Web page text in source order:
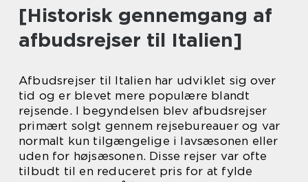
[Historisk gennemgang af
afbudsrejser til Italien]
Afbudsrejser til Italien har udviklet sig over
tid og er blevet mere populære blandt
rejsende. I begyndelsen blev afbudsrejser
primært solgt gennem rejsebureauer og var
normalt kun tilgængelige i lavsæsonen eller
uden for højsæsonen. Disse rejser var ofte
tilbudt til en reduceret pris for at fylde